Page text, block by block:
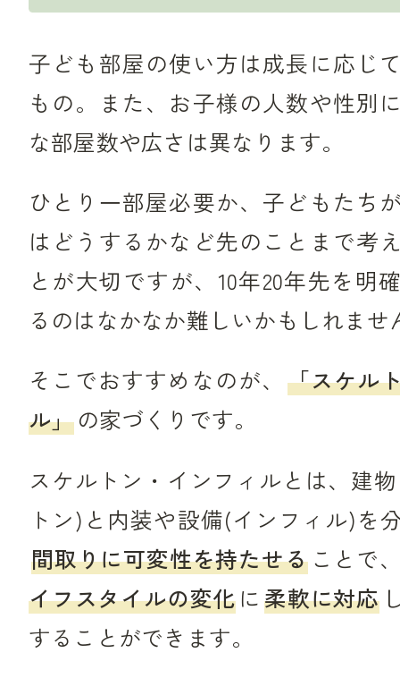
子ども部屋の使い方は成長に応じ
もの。また、お子様の人数や性別
な部屋数や広さは異なります。
ひとり一部屋必要か、子どもたち
はどうするかなど先のことまで考
とが大切ですが、10年20年先を明
るのはなかなか難しいかもしれませ
そこでおすすめなのが、 「スケル
ル」の家づくりです。
スケルトン・インフィルとは、建
トン)と内装や設備(インフィル)を
間取りに可変性を持たせる ことで
イフスタイルの変化に柔軟に対応
することができます。